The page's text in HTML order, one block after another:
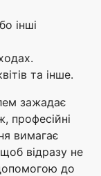
інші
та інше.
зажадає
професійні
вимагає
відразу не
до